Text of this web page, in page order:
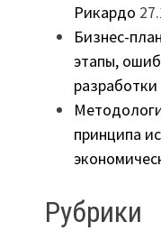
Рикардо
Бизнес-
этапы,
разработки
принципа
Рубрики